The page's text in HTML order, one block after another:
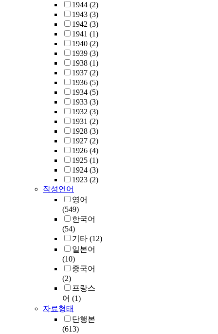
1944 (2)
1943 (3)
1942 (3)
1941 (1)
1940 (2)
1939 (3)
1938 (1)
1937 (2)
1936 (5)
1934 (5)
1933 (3)
1932 (3)
1931 (2)
1928 (3)
1927 (2)
1926 (4)
1925 (1)
1924 (3)
1923 (2)
작성언어
영어
(549)
한국어
(54)
기타 (12)
일본어
(10)
중국어
(2)
프랑스
어 (1)
자료형태
단행본
(613)